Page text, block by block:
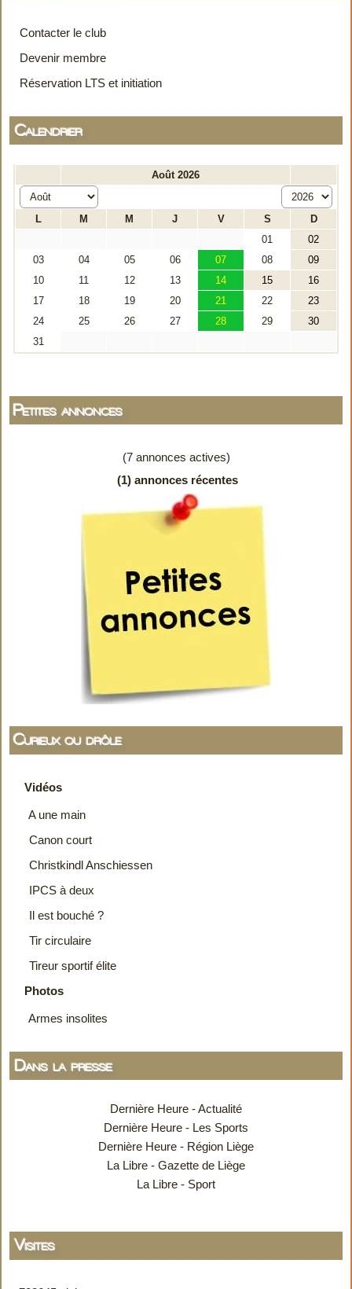
Contacter le club
Devenir membre
Réservation LTS et initiation
Calendrier
Petites annonces
(7 annonces actives)
(1) annonces récentes
Curieux ou drôle
Vidéos
A une main
Canon court
Christkindl Anschiessen
IPCS à deux
Il est bouché ?
Tir circulaire
Tireur sportif élite
Photos
Armes insolites
Dans la presse
Dernière Heure - Actualité
Dernière Heure - Les Sports
Dernière Heure - Région Liège
La Libre - Gazette de Liège
La Libre - Sport
Visites